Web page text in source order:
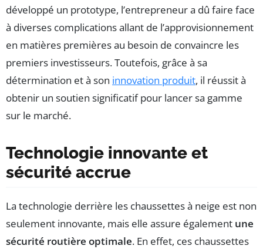
développé un prototype, l’entrepreneur a dû faire face
à diverses complications allant de l’approvisionnement
en matières premières au besoin de convaincre les
premiers investisseurs. Toutefois, grâce à sa
détermination et à son innovation produit, il réussit à
obtenir un soutien significatif pour lancer sa gamme
sur le marché.
Technologie innovante et
sécurité accrue
La technologie derrière les chaussettes à neige est non
seulement innovante, mais elle assure également une
sécurité routière optimale. En effet, ces chaussettes